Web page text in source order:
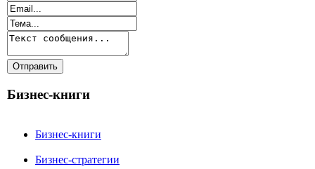
Бизнес-книги
Бизнес-книги
Бизнес-стратегии